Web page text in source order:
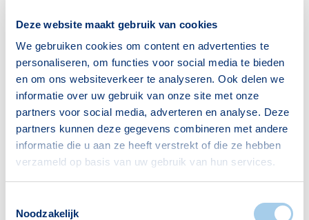
Deze website maakt gebruik van cookies
We gebruiken cookies om content en advertenties te
personaliseren, om functies voor social media te bieden
en om ons websiteverkeer te analyseren. Ook delen we
informatie over uw gebruik van onze site met onze
partners voor social media, adverteren en analyse. Deze
partners kunnen deze gegevens combineren met andere
informatie die u aan ze heeft verstrekt of die ze hebben
verzameld op basis van uw gebruik van hun services.
Noodzakelijk
Bron: CBS
Huishoudens
Alleenwonend
809
Gezin zonder kinderen
349
Gezin met kinderen
532